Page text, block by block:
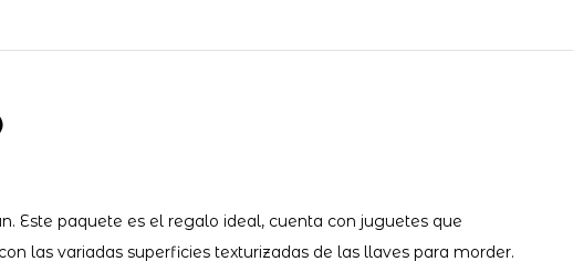
Este paquete es el regalo ideal, cuenta con juguetes que
las variadas superficies texturizadas de las llaves para morder.